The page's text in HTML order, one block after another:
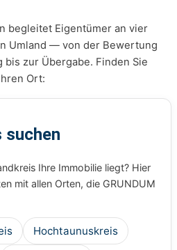
begleitet Eigentümer an vier
Umland — von der Bewertung
bis zur Übergabe. Finden Sie
Ort:
suchen
Ihre Immobilie liegt? Hier
mit allen Orten, die GRUNDUM
Hochtaunuskreis